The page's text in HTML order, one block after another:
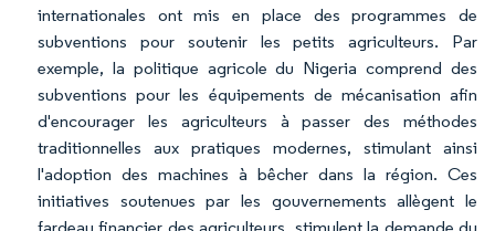
internationales ont mis en place des programmes de
subventions pour soutenir les petits agriculteurs. Par
exemple, la politique agricole du Nigeria comprend des
subventions pour les équipements de mécanisation afin
d'encourager les agriculteurs à passer des méthodes
traditionnelles aux pratiques modernes, stimulant ainsi
l'adoption des machines à bêcher dans la région. Ces
initiatives soutenues par les gouvernements allègent le